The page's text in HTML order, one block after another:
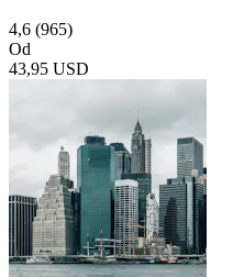
4,6 (965)
Od
43,95 USD